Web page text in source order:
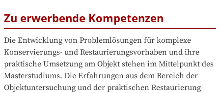
Zu erwerbende Kompetenzen
Die Entwicklung von Problemlösungen für komplexe
Konservierungs- und Restaurierungsvorhaben und ihre
praktische Umsetzung am Objekt stehen im Mittelpunkt des
Masterstudiums. Die Erfahrungen aus dem Bereich der
Objektuntersuchung und der praktischen Restaurierung